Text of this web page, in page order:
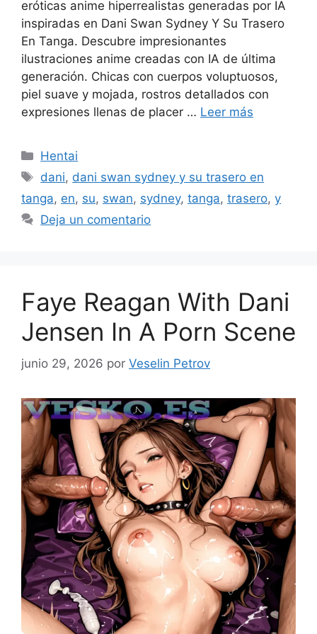
eróticas anime hiperrealistas generadas por IA
inspiradas en Dani Swan Sydney Y Su Trasero
En Tanga. Descubre impresionantes
ilustraciones anime creadas con IA de última
generación. Chicas con cuerpos voluptuosos,
piel suave y mojada, rostros detallados con
expresiones llenas de placer … Leer más
Categorías
Hentai
Etiquetas
dani, dani swan sydney y su trasero en
tanga, en, su, swan, sydney, tanga, trasero, y
Deja un comentario
Faye Reagan With Dani
Jensen In A Porn Scene
junio 29, 2026 por Veselin Petrov